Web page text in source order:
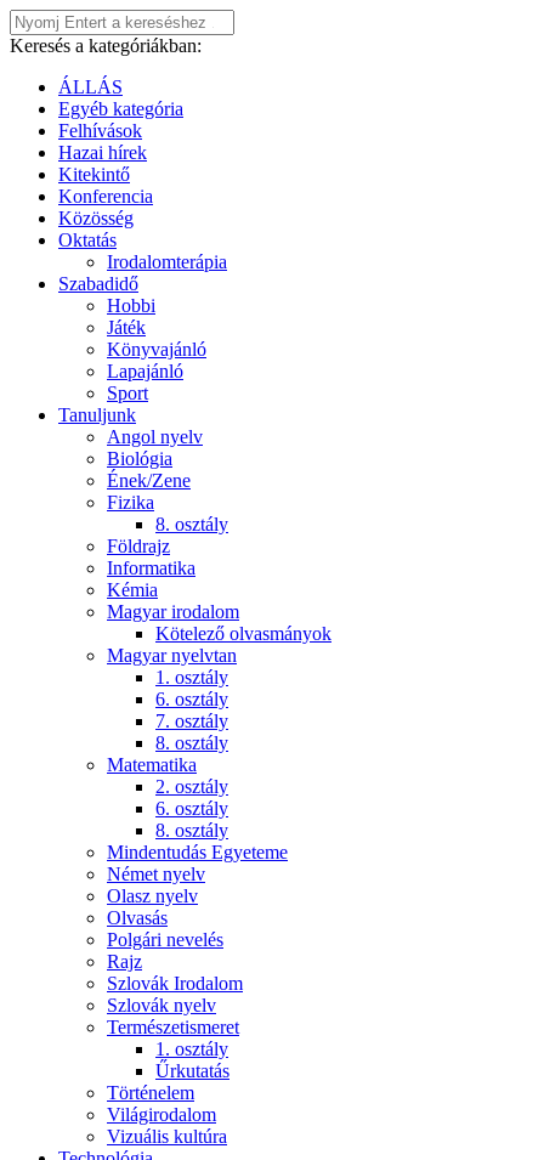
Keresés a kategóriákban:
ÁLLÁS
Egyéb kategória
Felhívások
Hazai hírek
Kitekintő
Konferencia
Közösség
Oktatás
Irodalomterápia
Szabadidő
Hobbi
Játék
Könyvajánló
Lapajánló
Sport
Tanuljunk
Angol nyelv
Biológia
Ének/Zene
Fizika
8. osztály
Földrajz
Informatika
Kémia
Magyar irodalom
Kötelező olvasmányok
Magyar nyelvtan
1. osztály
6. osztály
7. osztály
8. osztály
Matematika
2. osztály
6. osztály
8. osztály
Mindentudás Egyeteme
Német nyelv
Olasz nyelv
Olvasás
Polgári nevelés
Rajz
Szlovák Irodalom
Szlovák nyelv
Természetismeret
1. osztály
Űrkutatás
Történelem
Világirodalom
Vizuális kultúra